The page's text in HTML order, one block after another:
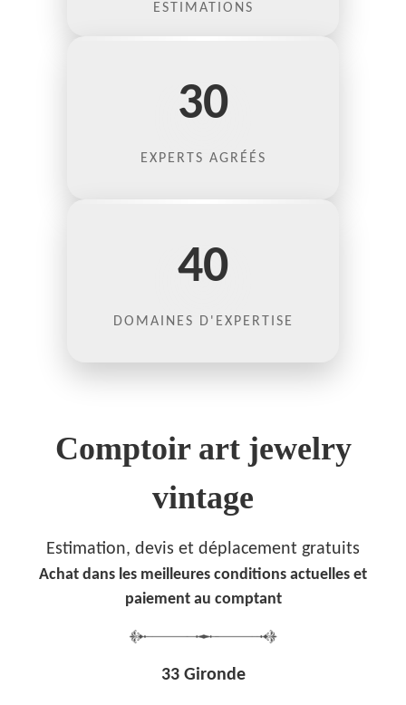
ESTIMATIONS
30
EXPERTS AGRÉÉS
40
DOMAINES D'EXPERTISE
Comptoir art jewelry
vintage
Estimation, devis et déplacement gratuits
Achat dans les meilleures conditions actuelles et
paiement au comptant
33 Gironde